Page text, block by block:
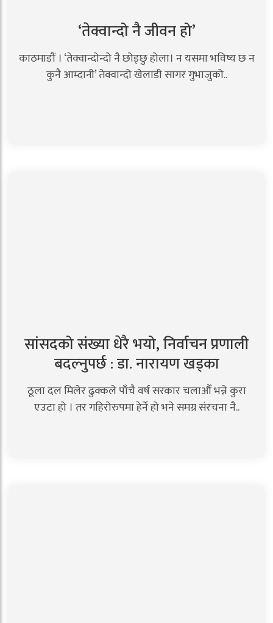
‘तेक्वान्दो नै जीवन हो’
काठमाडौं । ‘तेक्वान्दोन्दो नै छोड्छु होला। न यसमा भविष्य छ न
कुनै आम्दानी’ तेक्वान्दो खेलाडी सागर गुभाजुको..
सांसदको संख्या धेरै भयो, निर्वाचन प्रणाली
बदल्नुपर्छ : डा. नारायण खड्का
ठूला दल मिलेर ढुक्कले पाँचै वर्ष सरकार चलाऔँ भन्ने कुरा
एउटा हो । तर गहिरोरुपमा हेर्ने हो भने समग्र संरचना नै..